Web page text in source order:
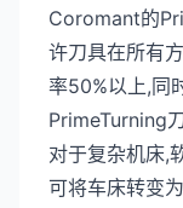
Coromant的
许刀具在所有
率50%以上,同
PrimeTurning
对于复杂机床,
可将车床转变